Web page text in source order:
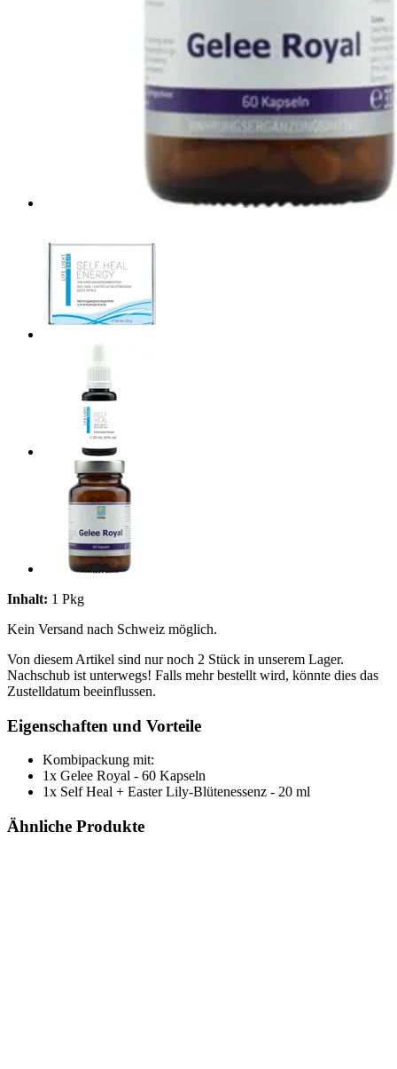
Inhalt: 1 Pkg
Kein Versand nach Schweiz möglich.
Von diesem Artikel sind nur noch 2 Stück in unserem Lager.
Nachschub ist unterwegs! Falls mehr bestellt wird, könnte dies das
Zustelldatum beeinflussen.
Eigenschaften und Vorteile
Kombipackung mit:
1x Gelee Royal - 60 Kapseln
1x Self Heal + Easter Lily-Blütenessenz - 20 ml
Ähnliche Produkte